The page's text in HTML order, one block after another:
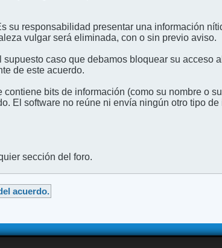
su responsabilidad presentar una información
vulgar será eliminada, con o sin previo aviso.
caso que debamos bloquear su acceso
de este acuerdo.
bits de información (como su nombre o
El software no reúne ni envía ningún otro tipo de
sección del foro.